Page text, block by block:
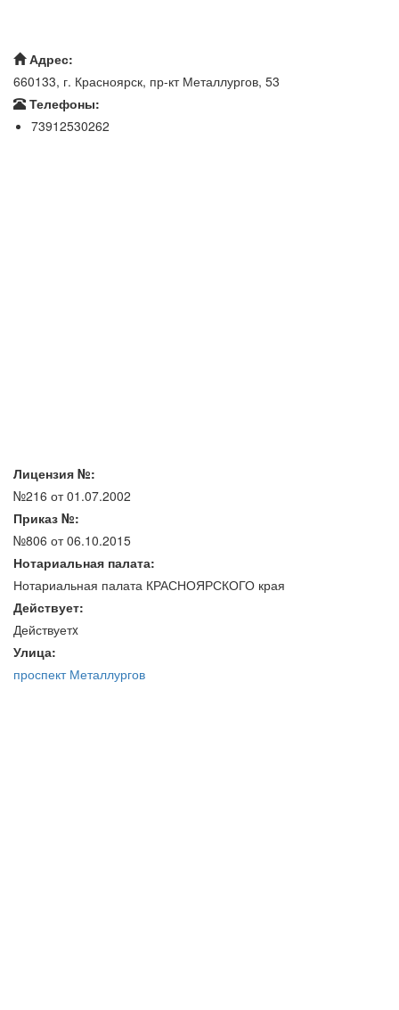
Адрес:
660133, г. Красноярск, пр-кт Металлургов, 53
Телефоны:
73912530262
Лицензия №:
№216 от 01.07.2002
Приказ №:
№806 от 06.10.2015
Нотариальная палата:
Нотариальная палата КРАСНОЯРСКОГО края
Действует:
Действуетx
Улица:
проспект Металлургов